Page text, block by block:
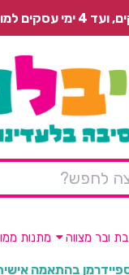
בת ובר מצווה מתנות
בהתאמה